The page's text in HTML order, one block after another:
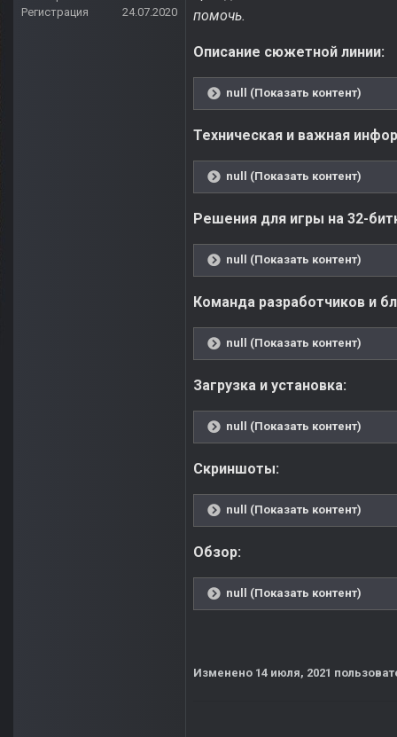
Регистрация
24.07.2020
помочь.
Описание сюжетной линии:
null (Показать контент)
Техническая и важная
null (Показать контент)
Решения для игры на 32-
null (Показать контент)
Команда разработчиков и
null (Показать контент)
Загрузка и установка:
null (Показать контент)
Скриншоты:
null (Показать контент)
Обзор:
null (Показать контент)
Изменено 14 июля, 2021